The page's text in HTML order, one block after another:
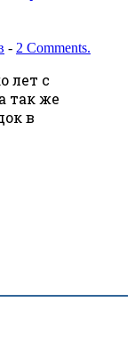
- 2 Comments.
лет с
так же
в